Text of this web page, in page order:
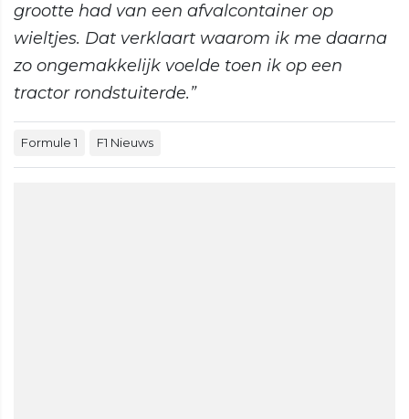
grootte had van een afvalcontainer op
wieltjes. Dat verklaart waarom ik me daarna
zo ongemakkelijk voelde toen ik op een
tractor rondstuiterde.”
Formule 1 F1 Nieuws